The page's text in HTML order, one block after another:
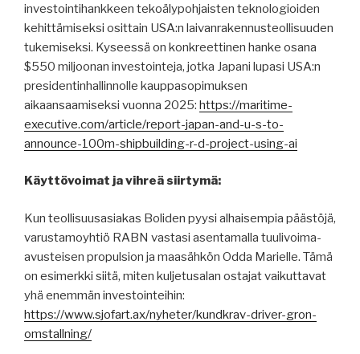
investointihankkeen tekoälypohjaisten teknologioiden
kehittämiseksi osittain USA:n laivanrakennusteollisuuden
tukemiseksi. Kyseessä on konkreettinen hanke osana
$550 miljoonan investointeja, jotka Japani lupasi USA:n
presidentinhallinnolle kauppasopimuksen
aikaansaamiseksi vuonna 2025: https://maritime-
executive.com/article/report-japan-and-u-s-to-
announce-100m-shipbuilding-r-d-project-using-ai
Käyttövoimat ja vihreä siirtymä:
Kun teollisuusasiakas Boliden pyysi alhaisempia päästöjä,
varustamoyhtiö RABN vastasi asentamalla tuulivoima-
avusteisen propulsion ja maasähkön Odda Marielle. Tämä
on esimerkki siitä, miten kuljetusalan ostajat vaikuttavat
yhä enemmän investointeihin:
https://www.sjofart.ax/nyheter/kundkrav-driver-gron-
omstallning/